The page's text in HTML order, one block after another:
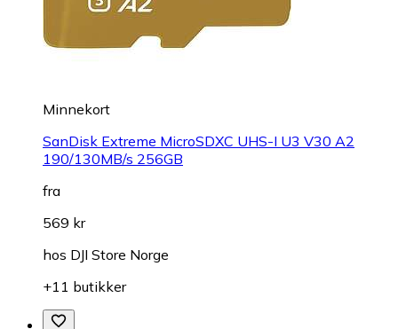
Minnekort
SanDisk Extreme MicroSDXC UHS-I U3 V30 A2
190/130MB/s 256GB
fra
569 kr
hos DJI Store Norge
+11 butikker